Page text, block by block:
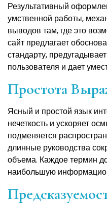
Результативный
умственной работы,
выводов там, где это
сайт предлагает
стандарту,
пользователя и дает
Простота
Ясный и простой язык
нечеткость и ускоряет
подменяется
длинные руководства
объема. Каждое термин
наибольшую